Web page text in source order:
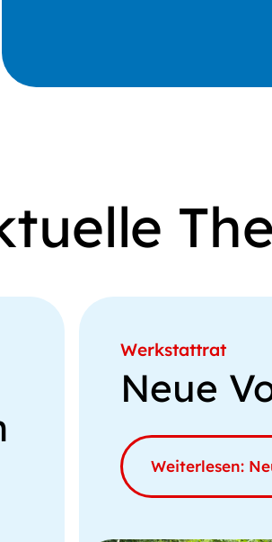
Werkstattrat
Neue
Weiterlesen: